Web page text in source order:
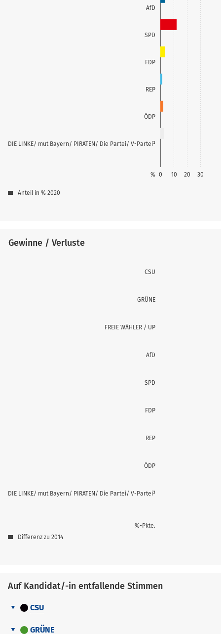
AfD
SPD
FDP
REP
ÖDP
DIE LINKE/ mut Bayern/ PIRATEN/ Die Partei/ V-Partei³
0 10 20 30
%
Anteil in % 2020
CSU
GRÜNE
FREIE WÄHLER / UP
AfD
SPD
FDP
REP
ÖDP
DIE LINKE/ mut Bayern/ PIRATEN/ Die Partei/ V-Partei³
%-Pkte.
Gewinne / Verluste
Differenz zu 2014
Auf Kandidat/-in entfallende Stimmen
CSU
Kandidat/-
GRÜNE